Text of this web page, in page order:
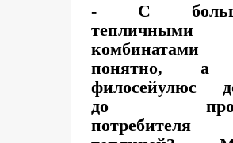
- С
тепличными
понятно, а
филосейулюс
до